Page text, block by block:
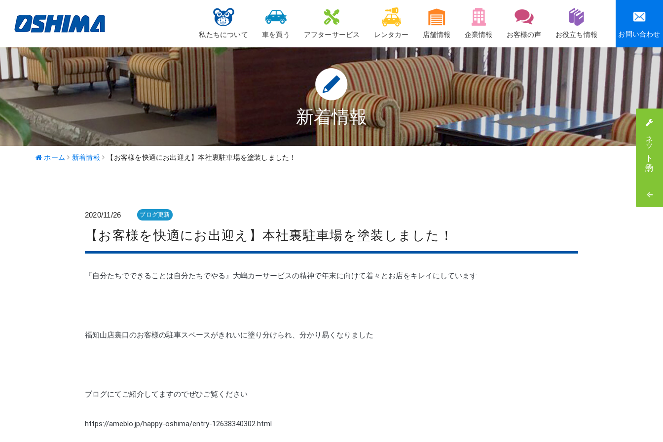
私たちについて 車を買う アフターサービス
整備・修理
鈑金
ロードサービス
レンタカー 店舗情報 企業情報
会社概要
沿革
社会貢献活動
感謝祭・社員旅行
お客様の声 お役立ち情報 お問い合わせ
新着情報
ホーム 新着情報 【お客様を快適にお出迎え】本社裏駐車場を塗装しました！
2020/11/26 ブログ更新
【お客様を快適にお出迎え】本社裏駐車場を塗装しました！
『自分たちでできることは自分たちでやる』大嶋カーサービスの精神で年末に向けて着々とお店をキレイにしています
福知山店裏口のお客様の駐車スペースがきれいに塗り分けられ、分かり易くなりました
ブログにてご紹介してますのでぜひご覧ください
https://ameblo.jp/happy-oshima/entry-12638340302.html
ネット予約